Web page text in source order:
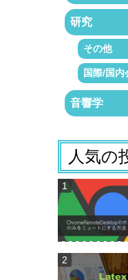
研究
その他
国際/国内
音響学
人気の